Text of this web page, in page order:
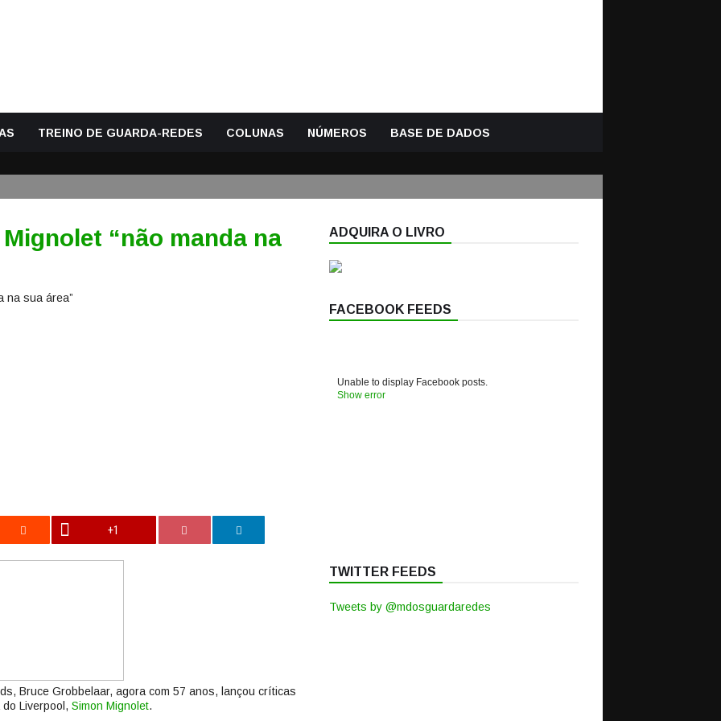
TREINO DE GUARDA-REDES COLUNAS NÚMEROS BASE DE DADOS
“não manda na
+1
Bruce Grobbelaar, agora com 57 anos, lançou críticas
Liverpool, Simon Mignolet.
ADQUIRA O LIVRO
FACEBOOK FEEDS
Unable to display Facebook posts.
Show error
TWITTER FEEDS
Tweets by @mdosguardaredes